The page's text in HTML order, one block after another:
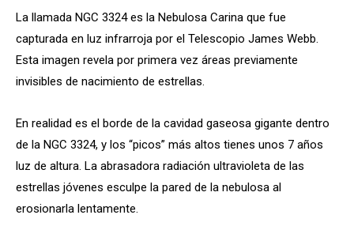
La llamada NGC 3324 es la Nebulosa Carina que fue
capturada en luz infrarroja por el Telescopio James Webb.
Esta imagen revela por primera vez áreas previamente
invisibles de nacimiento de estrellas.
En realidad es el borde de la cavidad gaseosa gigante dentro
de la NGC 3324, y los “picos” más altos tienes unos 7 años
luz de altura. La abrasadora radiación ultravioleta de las
estrellas jóvenes esculpe la pared de la nebulosa al
erosionarla lentamente.